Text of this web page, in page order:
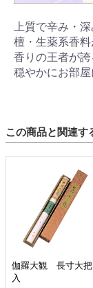
上質で辛み・
檀・生薬系香料
香りの王者が誇
穏やかにお部屋
この商品と関連す
伽羅大観 長寸大把
入